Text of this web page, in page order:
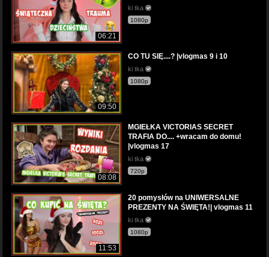
06:21
ki tka
1080p
09:50
CO TU SIĘ....? |vlogmas 9 i 10
ki tka
1080p
08:08
MGIEŁKA VICTORIAS SECRET
TRAFIA DO.... +wracam do domu!
|vlogmas 17
ki tka
720p
11:53
20 pomysłów na UNIWERSALNE
PREZENTY NA ŚWIĘTA!| vlogmas 11
ki tka
1080p